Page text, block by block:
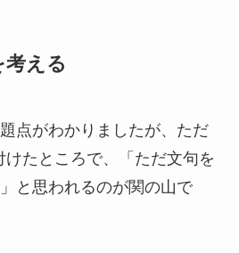
考える
点がわかりましたが、ただ
けたところで、「ただ文句を
と思われるのが関の山で